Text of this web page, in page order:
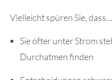
Vielleicht spüren Sie, dass…
Sie öfter unter Strom
Durchatmen finden